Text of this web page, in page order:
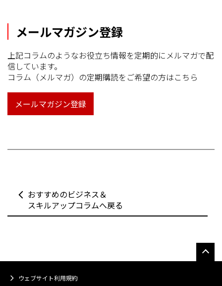
メールマガジン登録
上記コラムのようなお役立ち情報を定期的にメルマガで配
信しています。
コラム（メルマガ）の定期購読をご希望の方はこちら
メールマガジン登録
おすすめのビジネス＆
スキルアップコラムへ戻る
ウェブサイト利用規約